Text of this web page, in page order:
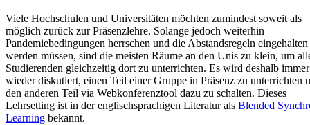
Viele Hochschulen und Universitäten möchten zumindest soweit als
möglich zurück zur Präsenzlehre. Solange jedoch weiterhin
Pandemiebedingungen herrschen und die Abstandsregeln eingehalten
werden müssen, sind die meisten Räume an den Unis zu klein, um
Studierenden gleichzeitig dort zu unterrichten. Es wird deshalb immer
wieder diskutiert, einen Teil einer Gruppe in Präsenz zu unterrichten
den anderen Teil via Webkonferenztool dazu zu schalten. Dieses
Lehrsetting ist in der englischsprachigen Literatur als Blended
Learning bekannt.